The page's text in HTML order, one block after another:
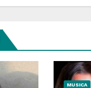
MUSICA